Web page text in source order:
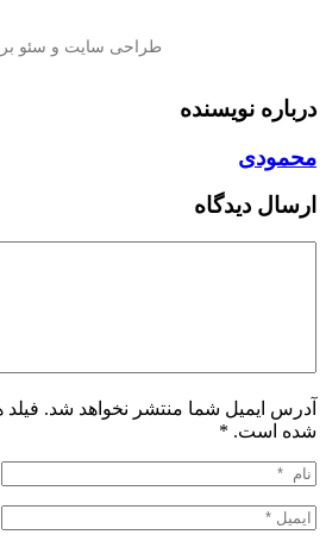
درباره نویسنده
محمودی
ارسال دیدگاه
آدرس ایمیل شما منتشر نخواهد شد.
شده است. *